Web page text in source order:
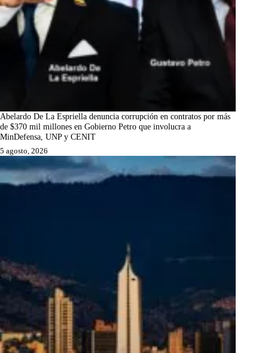
Abelardo De La Espriella denuncia corrupción en contratos por más
de $370 mil millones en Gobierno Petro que involucra a
MinDefensa, UNP y CENIT
5 agosto, 2026